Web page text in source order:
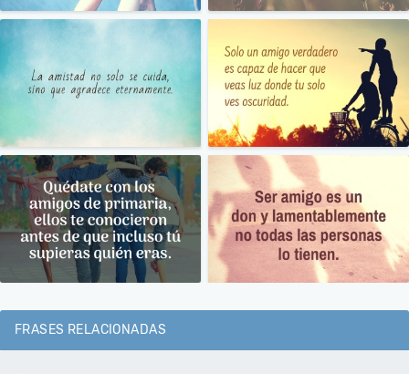
FRASES RELACIONADAS